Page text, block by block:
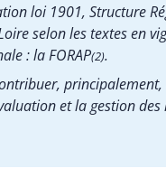
loi 1901, Structure
selon les textes en
: la FORAP(2).
et la gestion